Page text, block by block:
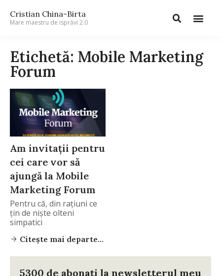
Cristian China-Birta
Mare maestru de isprăvi 2.0
Etichetă: Mobile Marketing
Forum
Am invitaţii pentru
cei care vor să
ajungă la Mobile
Marketing Forum
Pentru că, din raţiuni ce
ţin de nişte olteni
simpatici
Citește mai departe...
5300 de abonați la newsletterul meu